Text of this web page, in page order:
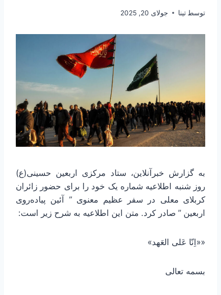
توسط تینا جولای 20, 2025
به گزارش خبرآنلاین، ستاد مرکزی اربعین حسینی(ع)
روز شنبه اطلاعیه شماره یک خود را برای حضور زائران
کربلای معلی در سفر عظیم معنوی ” آئین پیاده‌روی
اربعین ” صادر کرد. متن این اطلاعیه به شرح زیر است:
««اِنّا عَلی العَهد»
بسمه تعالی